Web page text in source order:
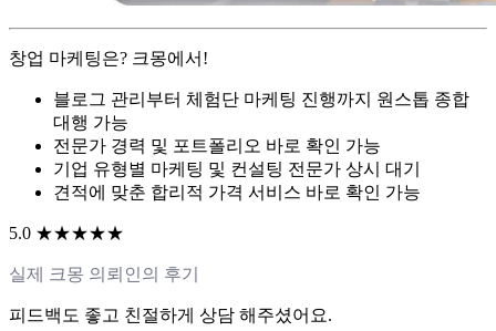
창업 마케팅은? 크몽에서!
블로그 관리부터 체험단 마케팅 진행까지 원스톱 종합
대행 가능
전문가 경력 및 포트폴리오 바로 확인 가능
기업 유형별 마케팅 및 컨설팅 전문가 상시 대기
견적에 맞춘 합리적 가격 서비스 바로 확인 가능
5.0 ★★★★★
실제 크몽 의뢰인의 후기
피드백도 좋고 친절하게 상담 해주셨어요.